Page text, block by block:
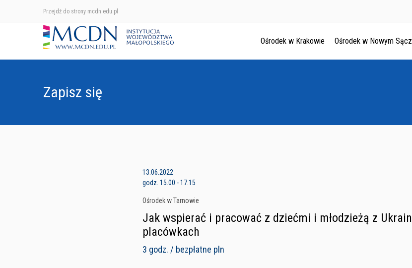
Przejdź do strony mcdn.edu.pl
Ośrodek w Krakowie Ośrodek w Nowym
Zapisz się
13.06.2022
godz. 15.00 - 17.15
Ośrodek w Tarnowie
Jak wspierać i pracować z dziećmi i młodzieżą z
placówkach
3 godz. / bezpłatne pln
Ośrodek w Krakowie